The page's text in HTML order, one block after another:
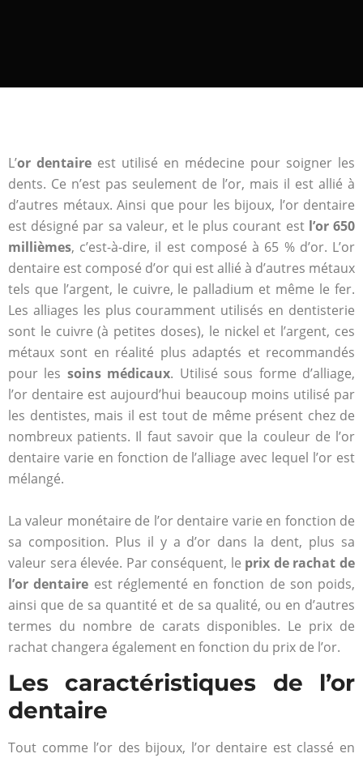
L’or dentaire est utilisé en médecine pour soigner les
dents. Ce n’est pas seulement de l’or, mais il est allié à
d’autres métaux. Ainsi que pour les bijoux, l’or dentaire
est désigné par sa valeur, et le plus courant est l’or 650
millièmes, c’est-à-dire, il est composé à 65 % d’or. L’or
dentaire est composé d’or qui est allié à d’autres métaux
tels que l’argent, le cuivre, le palladium et même le fer.
Les alliages les plus couramment utilisés en dentisterie
sont le cuivre (à petites doses), le nickel et l’argent, ces
métaux sont en réalité plus adaptés et recommandés
pour les soins médicaux. Utilisé sous forme d’alliage,
l’or dentaire est aujourd’hui beaucoup moins utilisé par
les dentistes, mais il est tout de même présent chez de
nombreux patients. Il faut savoir que la couleur de l’or
dentaire varie en fonction de l’alliage avec lequel l’or est
mélangé.
La valeur monétaire de l’or dentaire varie en fonction de
sa composition. Plus il y a d’or dans la dent, plus sa
valeur sera élevée. Par conséquent, le prix de rachat de
l’or dentaire est réglementé en fonction de son poids,
ainsi que de sa quantité et de sa qualité, ou en d’autres
termes du nombre de carats disponibles. Le prix de
rachat changera également en fonction du prix de l’or.
Les caractéristiques de l’or
dentaire
Tout comme l’or des bijoux, l’or dentaire est classé en